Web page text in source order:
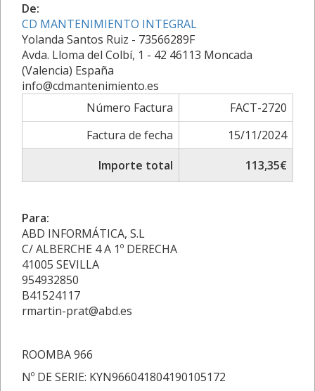
De:
CD MANTENIMIENTO INTEGRAL
Yolanda Santos Ruiz - 73566289F
Avda. Lloma del Colbí, 1 - 42 46113 Moncada
(Valencia) España
info@cdmantenimiento.es
Número Factura
FACT-2720
Factura de fecha
15/11/2024
Importe total
113,35€
Para:
ABD INFORMÁTICA, S.L
C/ ALBERCHE 4 A 1º DERECHA
41005 SEVILLA
954932850
B41524117
rmartin-prat@abd.es
ROOMBA 966
Nº DE SERIE: KYN966041804190105172